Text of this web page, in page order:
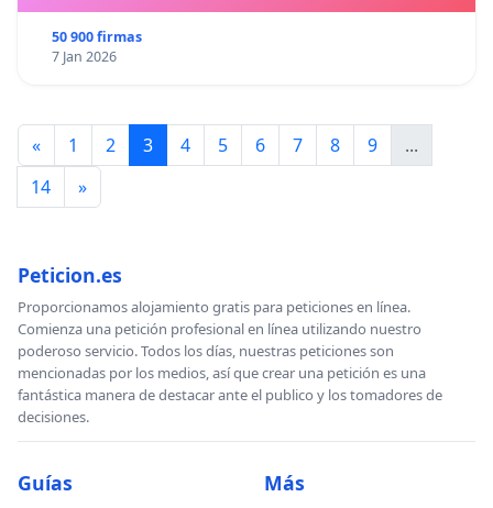
50 900 firmas
7 Jan 2026
« 1 2 3 4 5 6 7 8 9
...
14
»
Peticion.es
Proporcionamos alojamiento gratis para peticiones en línea.
Comienza una petición profesional en línea utilizando nuestro
poderoso servicio. Todos los días, nuestras peticiones son
mencionadas por los medios, así que crear una petición es una
fantástica manera de destacar ante el publico y los tomadores de
decisiones.
Guías Más